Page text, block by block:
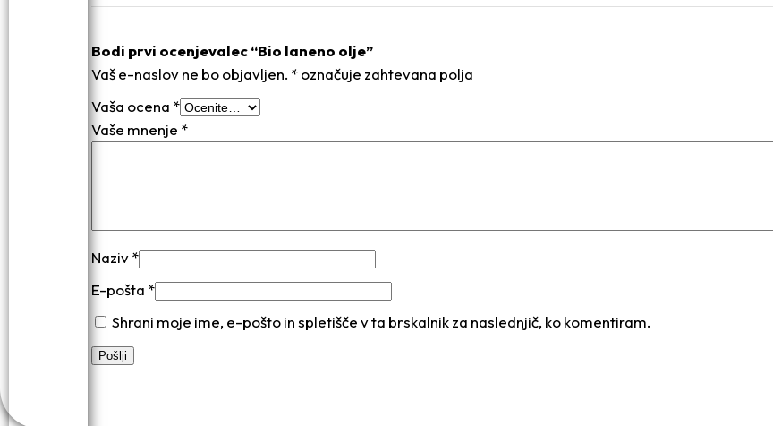
Bodi prvi ocenjevalec “Bio laneno olje”
Vaš e-naslov ne bo objavljen. *označuje zahtevana polja
Vaša ocena *
Vaše mnenje *
Naziv*
E-pošta *
Shrani moje ime, e-pošto in spletišče v ta brskalnik za naslednjič, ko komentiram.